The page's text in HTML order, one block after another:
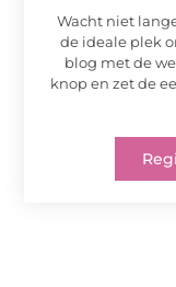
Wacht niet
de ideale plek
blog met de
knop en zet de